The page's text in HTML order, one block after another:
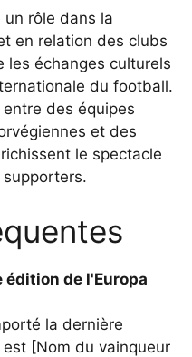
un rôle dans la
en relation des clubs
échanges culturels
du football.
des équipes
et des
le spectacle
supporters.
édition de l'Europa
la dernière
[Nom du vainqueur